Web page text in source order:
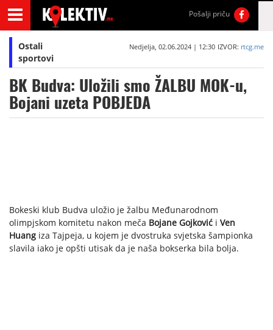
Pošalji priču
Ostali
sportovi
Nedjelja, 02.06.2024 | 12:30 IZVOR: rtcg.me
BK Budva: Uložili smo ŽALBU MOK-u,
Bojani uzeta POBJEDA
Bokeski klub Budva uložio je žalbu Međunarodnom
olimpjskom komitetu nakon meča Bojane Gojković i Ven
Huang iza Tajpeja, u kojem je dvostruka svjetska šampionka
slavila iako je opšti utisak da je naša bokserka bila bolja.